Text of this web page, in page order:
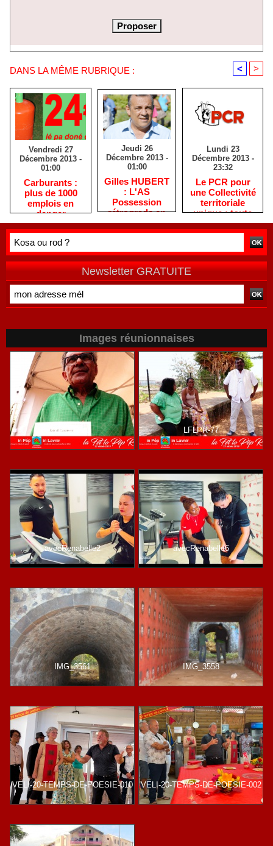
DANS LA MÊME RUBRIQUE : < >
Vendredi 27
Décembre 2013 -
01:00
Carburants :
plus de 1000
emplois en
danger
Jeudi 26
Décembre 2013 -
01:00
Gilles HUBERT
: L'AS
Possession
rétrograde en
deuxième
division
Lundi 23
Décembre 2013 -
23:32
Le PCR pour
une Collectivité
territoriale
unique : toute
autre prise de
position ne peut
qu'individuelle
Newsletter GRATUITE
Images réunionnaises
LFLPR-70 LFLPR-77
avecRenabelle2 avecRenabelle6
IMG_3561 IMG_3558
VELI-20-TEMPS-DE-POESIE-010 VELI-20-TEMPS-DE-POESIE-002